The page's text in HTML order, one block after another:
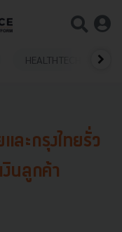
HEALTHTECH
ละกรุงไทยรั่ว
งินลูกค้า